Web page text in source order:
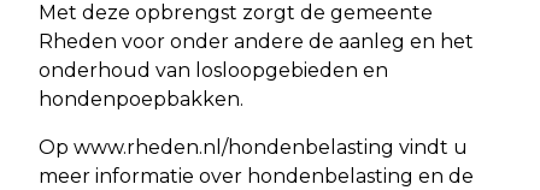
Met deze opbrengst zorgt de gemeente
Rheden voor onder andere de aanleg en het
onderhoud van losloopgebieden en
hondenpoepbakken.
Op www.rheden.nl/hondenbelasting vindt u
meer informatie over hondenbelasting en de